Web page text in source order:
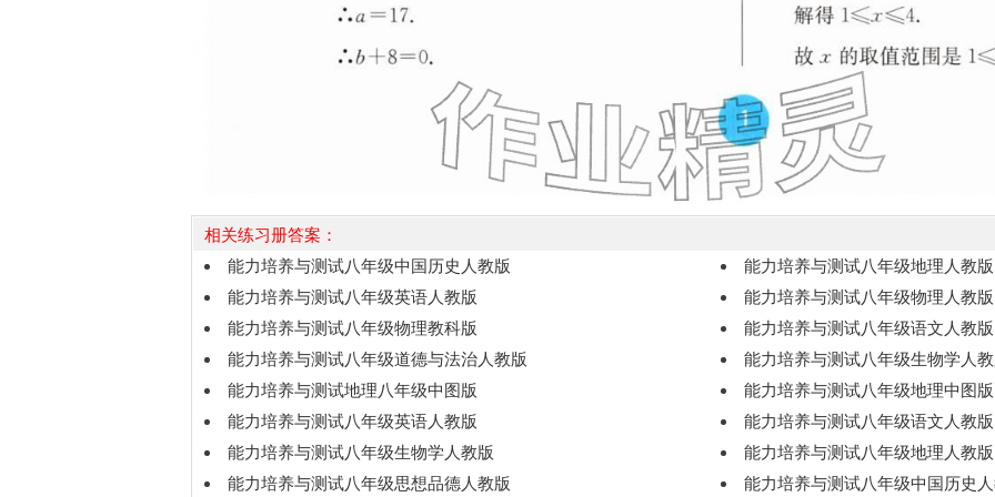
相关练习册答案：
能力培养与测试八年级中国历史人教版
能力培养与测试八年级地理人教版
能力培养与测试八年级英语人教版
能力培养与测试八年级物理人教版
能力培养与测试八年级物理教科版
能力培养与测试八年级语文人教版
能力培养与测试八年级道德与法治人教版
能力培养与测试八年级生物学人
能力培养与测试地理八年级中图版
能力培养与测试八年级地理中图版
能力培养与测试八年级英语人教版
能力培养与测试八年级语文人教版
能力培养与测试八年级生物学人教版
能力培养与测试八年级地理人教版
能力培养与测试八年级思想品德人教版
能力培养与测试八年级中国历史